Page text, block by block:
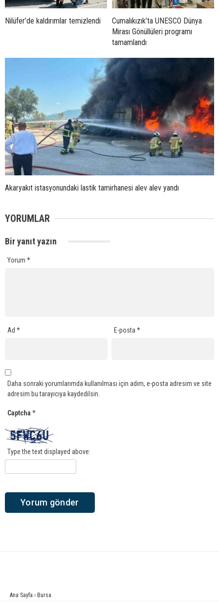
Nilüfer’de kaldırımlar temizlendi
Cumalıkızık’ta UNESCO Dünya
Mirası Gönüllüleri programı
tamamlandı
Akaryakıt istasyonundaki lastik tamirhanesi alev alev yandı
YORUMLAR
Bir yanıt yazın
Yorum *
Ad * E-posta*
Daha sonraki yorumlarımda kullanılması için adım, e-posta adresim ve site
adresim bu tarayıcıya kaydedilsin.
Captcha *
Type the text displayed above:
Ana Sayfa › Bursa